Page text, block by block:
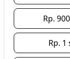
Rp.
Rp.